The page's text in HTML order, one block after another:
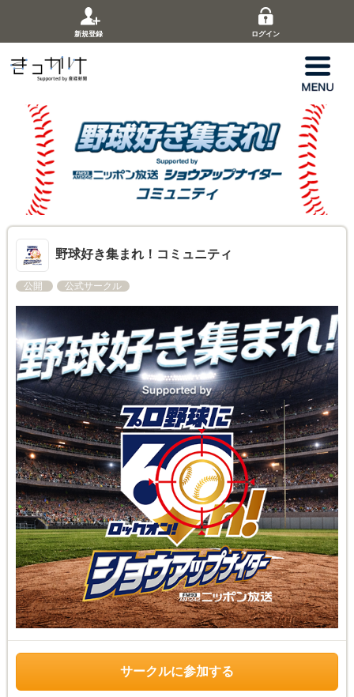
新規登録 ログイン
野球好き集まれ！コミュニティ
公開 公式サークル
サークルに参加する